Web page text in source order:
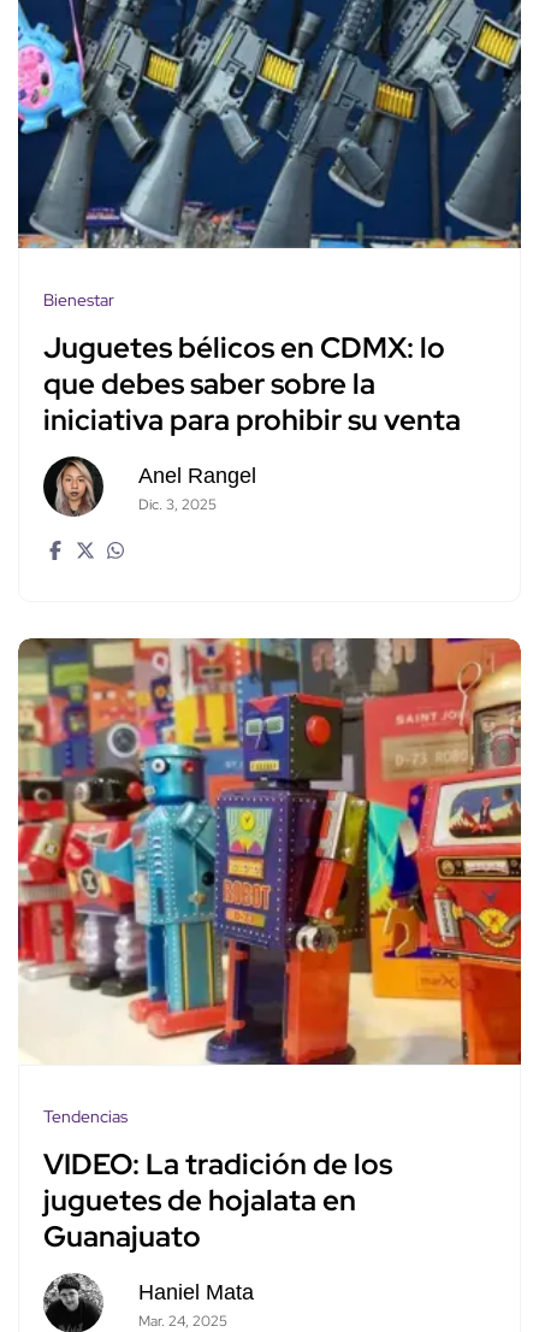
Bienestar
Juguetes bélicos en CDMX: lo
que debes saber sobre la
iniciativa para prohibir su venta
Anel Rangel
Dic. 3, 2025
Tendencias
VIDEO: La tradición de los
juguetes de hojalata en
Guanajuato
Haniel Mata
Mar. 24, 2025